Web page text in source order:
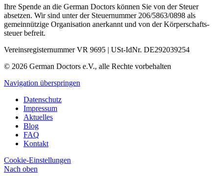
Ihre Spende an die German Doctors können Sie von der Steuer
absetzen. Wir sind unter der Steuer­nummer 206/5863/0898 als
gemein­nützige Organisation aner­kannt und von der Körper­schafts­
steuer befreit.
Vereinsregisternummer VR 9695 | USt-IdNr. DE292039254
© 2026 German Doctors e.V., alle Rechte vorbehalten
Navigation überspringen
Datenschutz
Impressum
Aktuelles
Blog
FAQ
Kontakt
Cookie-Einstellungen
Nach oben